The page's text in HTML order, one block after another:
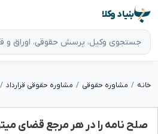
بنیاد وکلا
خانه مشاوره حقوقی مشاوره حقوقی قرارداد
صلح نامه را در هر مرجع قضای